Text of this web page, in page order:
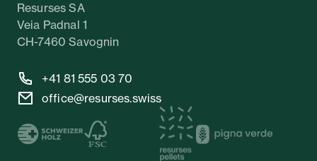
Resurses SA
Veia Padnal 1
CH-7460 Savognin
+41 81 555 03 70
office@resurses.swiss